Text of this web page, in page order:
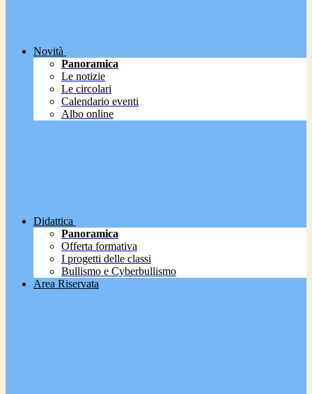
Novità
Panoramica
Le notizie
Le circolari
Calendario eventi
Albo online
Didattica
Panoramica
Offerta formativa
I progetti delle classi
Bullismo e Cyberbullismo
Area Riservata